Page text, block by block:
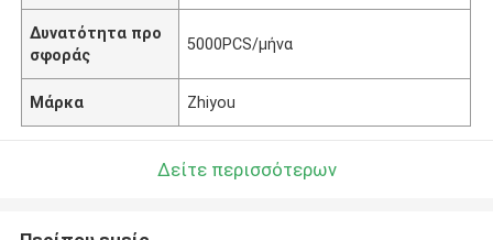
Δυνατότητα προ
σφοράς
5000PCS/μήνα
Μάρκα Zhiyou
Δείτε περισσότερων